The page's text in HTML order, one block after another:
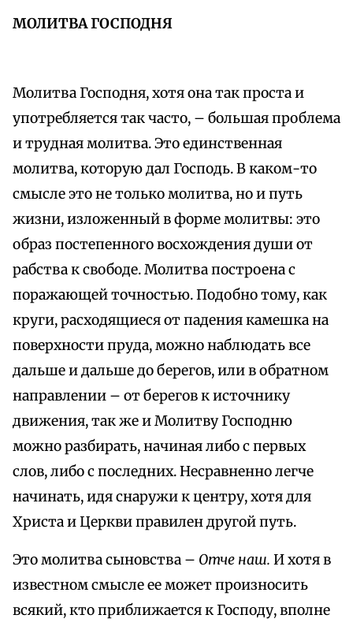
МОЛИТВА ГОСПОДНЯ
Молитва Господня, хотя она так проста и
употребляется так часто, – большая проблема
и трудная молитва. Это единственная
молитва, которую дал Господь. В каком-то
смысле это не только молитва, но и путь
жизни, изложенный в форме молитвы: это
образ постепенного восхождения души от
рабства к свободе. Молитва построена с
поражающей точностью. Подобно тому, как
круги, расходящиеся от падения камешка на
поверхности пруда, можно наблюдать все
дальше и дальше до берегов, или в обратном
направлении – от берегов к источнику
движения, так же и Молитву Господню
можно разбирать, начиная либо с первых
слов, либо с последних. Несравненно легче
начинать, идя снаружи к центру, хотя для
Христа и Церкви правилен другой путь.
Это молитва сыновства – Отче наш. И хотя в
известном смысле ее может произносить
всякий, кто приближается к Господу, вполне